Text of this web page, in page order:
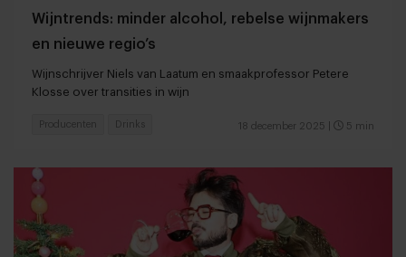
Wijntrends: minder alcohol, rebelse wijnmakers
en nieuwe regio’s
Wijnschrijver Niels van Laatum en smaakprofessor Petere
Klosse over transities in wijn
18 december 2025 5 min
Producenten Drinks